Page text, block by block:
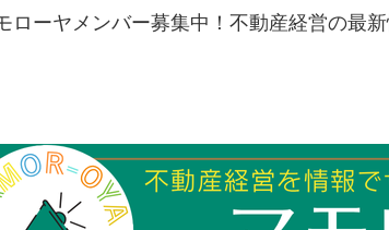
ローヤメンバー募集中！不動産経営の最